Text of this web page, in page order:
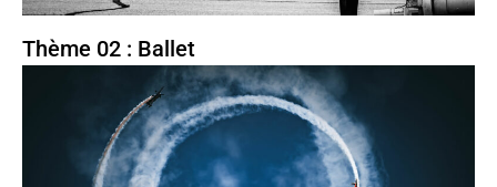
Thème 02 : Ballet